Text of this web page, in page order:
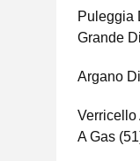
Puleggia
Grande
Argano
Verricello
A Gas